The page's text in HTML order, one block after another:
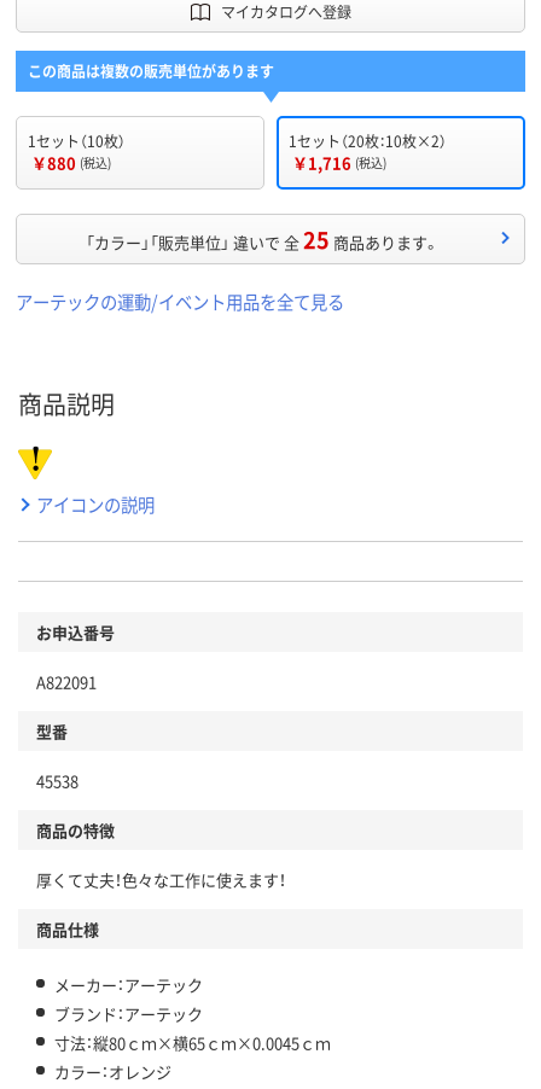
マイカタログへ登録
この商品は複数の販売単位があります
1セット（10枚）
￥880 (税込)
1セット（20枚：10枚×2）
￥1,716 (税込)
「カラー」「販売単位」 違いで 全25 商品あります。
アーテックの運動/イベント用品を全て見る
商品説明
アイコンの説明
お申込番号
A822091
型番
45538
商品の特徴
厚くて丈夫！色々な工作に使えます！
商品仕様
メーカー：アーテック
ブランド：アーテック
寸法：縦80ｃｍ×横65ｃｍ×0.0045ｃｍ
カラー：オレンジ